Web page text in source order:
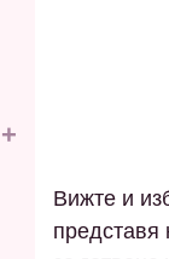
+
Вижте и
представя